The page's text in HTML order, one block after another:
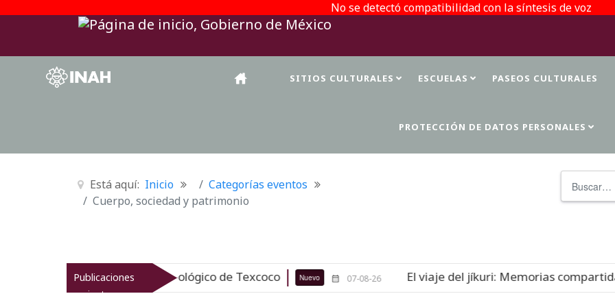
No se detectó compatibilidad con la síntesis de voz
SITIOS CULTURALES ESCUELAS PASEOS CULTURALES
PROTECCIÓN DE DATOS PERSONALES
Está aquí: Inicio
Categorías eventos
Cuerpo, sociedad y patrimonio
Publicaciones
recientes
el patrimonio arqueológico de Texcoco Nuevo 07-08-26 El viaje del jíkuri: Memorias compartidas en